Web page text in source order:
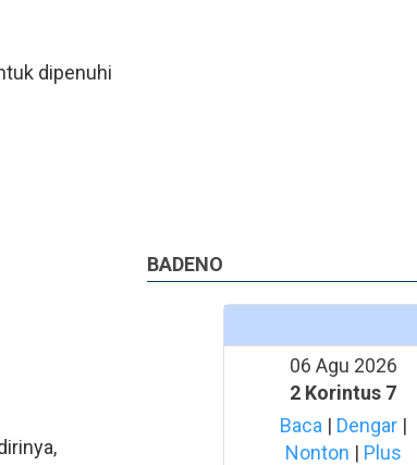
dipenuhi
BADENO
2 Korintus 7